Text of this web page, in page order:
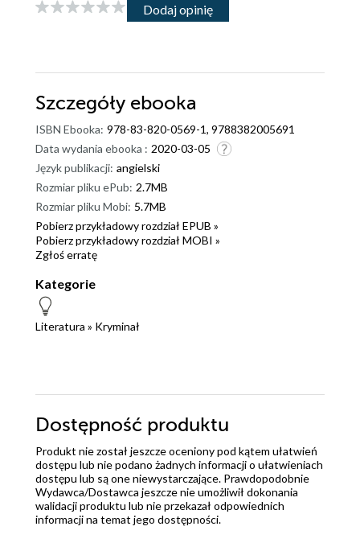
Dodaj opinię
Szczegóły ebooka
ISBN Ebooka: 978-83-820-0569-1, 9788382005691
Data wydania ebooka : 2020-03-05
Język publikacji: angielski
Rozmiar pliku ePub: 2.7MB
Rozmiar pliku Mobi: 5.7MB
Pobierz przykładowy rozdział EPUB »
Pobierz przykładowy rozdział MOBI »
Zgłoś erratę
Kategorie
Literatura » Kryminał
Dostępność produktu
Produkt nie został jeszcze oceniony pod kątem ułatwień
dostępu lub nie podano żadnych informacji o ułatwieniach
dostępu lub są one niewystarczające. Prawdopodobnie
Wydawca/Dostawca jeszcze nie umożliwił dokonania
walidacji produktu lub nie przekazał odpowiednich
informacji na temat jego dostępności.